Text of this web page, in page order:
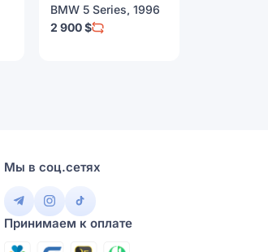
BMW 5 Series, 1996
2 900 $
Мы в соц.сетях
Принимаем к оплате